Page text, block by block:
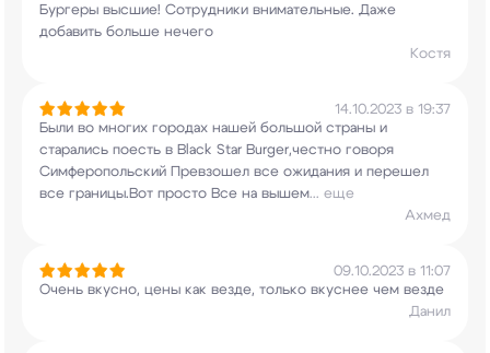
Бургеры высшие! Сотрудники внимательные. Даже
добавить больше нечего
Костя
14.10.2023 в 19:37
Были во многих городах нашей большой страны и
старались поесть в Black Star Burger,честно говоря
Симферопольский Превзошел все ожидания и перешел
все границы.Вот просто Все на вышем... еще
Ахмед
09.10.2023 в 11:07
Очень вкусно, цены как везде, только вкуснее чем везде
Данил